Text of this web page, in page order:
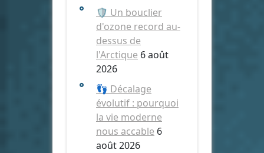
🛡️ Un bouclier
d'ozone record au-
dessus de
l'Arctique 6 août
2026
👣 Décalage
évolutif : pourquoi
la vie moderne
nous accable 6
août 2026